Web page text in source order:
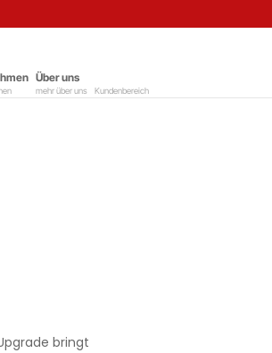
– Über uns–
mehr über uns Kundenbereich
bringt